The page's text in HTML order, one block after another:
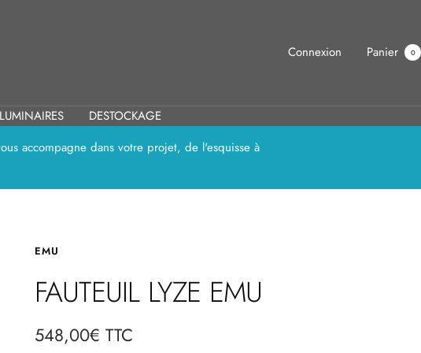
Connexion Panier 0
LUMINAIRES
DESTOCKAGE
accompagne dans votre projet, de l'esquisse à
EMU
FAUTEUIL LYZE EMU
Prix
548,00€ TTC